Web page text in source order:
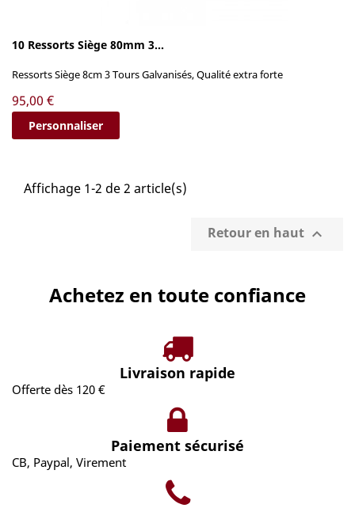
10 Ressorts Siège 80mm 3...
Ressorts Siège 8cm 3 Tours Galvanisés, Qualité extra forte
Prix
95,00 €
Personnaliser
Affichage 1-2 de 2 article(s)
Retour en haut 
Achetez en toute confiance
Livraison rapide
Offerte dès 120 €
Paiement sécurisé
CB, Paypal, Virement